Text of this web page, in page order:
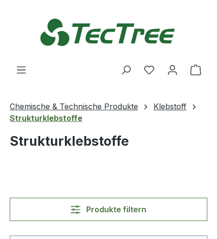
Du hast 0
Chemische & Technische Produkte
Klebstoff
Strukturklebstoffe
Strukturklebstoffe
Produkte filtern